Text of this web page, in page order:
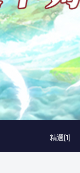
精選[1]